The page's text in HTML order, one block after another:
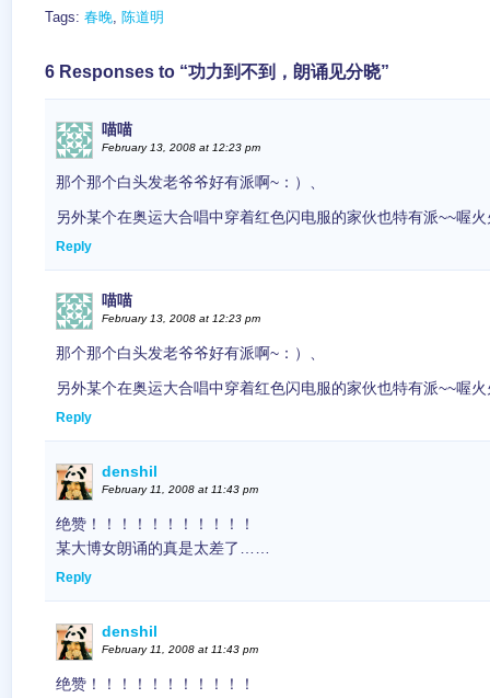
Tags: 春晚, 陈道明
6 Responses to “功力到不到，朗诵见分晓”
喵喵
February 13, 2008 at 12:23 pm
那个那个白头发老爷爷好有派啊~：）、
另外某个在奥运大合唱中穿着红色闪电服的家伙也特有派~~喔
Reply
喵喵
February 13, 2008 at 12:23 pm
那个那个白头发老爷爷好有派啊~：）、
另外某个在奥运大合唱中穿着红色闪电服的家伙也特有派~~喔
Reply
denshil
February 11, 2008 at 11:43 pm
绝赞！！！！！！！！！！！
某大博女朗诵的真是太差了……
Reply
denshil
February 11, 2008 at 11:43 pm
绝赞！！！！！！！！！！！